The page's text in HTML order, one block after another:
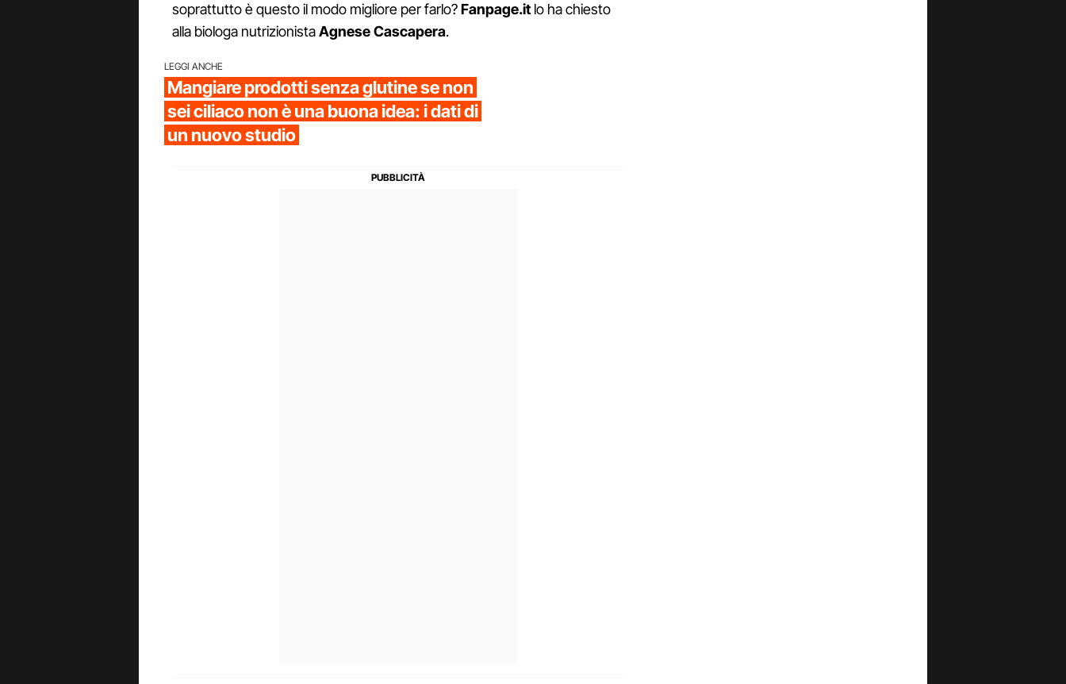
soprattutto è questo il modo migliore per farlo?Fanpage.it lo ha chiesto
alla biologa nutrizionistaAgnese Cascapera.
LEGGI ANCHE
Mangiare prodotti senza glutine se non
sei ciliaco non è una buona idea: i dati di
un nuovo studio